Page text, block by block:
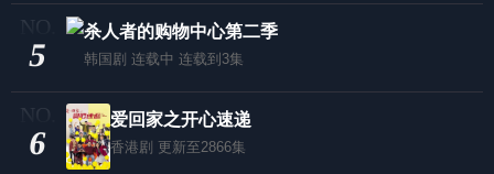
5
杀人者的购物中心第二季
韩国剧 连载中 连载到3集
6
爱回家之开心速递
香港剧 更新至2866集